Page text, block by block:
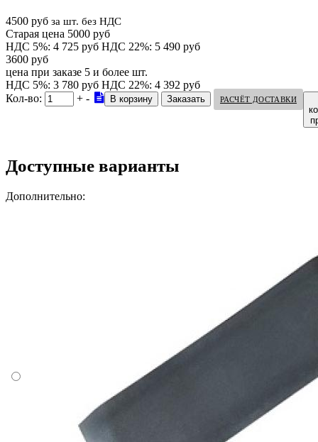
4500 руб за шт. без НДС
Старая цена 5000 руб
НДС 5%: 4 725 руб НДС 22%: 5 490 руб
3600 руб
цена при заказе 5 и более шт.
НДС 5%: 3 780 руб НДС 22%: 4 392 руб
Кол-во:
+ - РАСЧЁТ ДОСТАВКИ
Доступные варианты
Дополнительно: